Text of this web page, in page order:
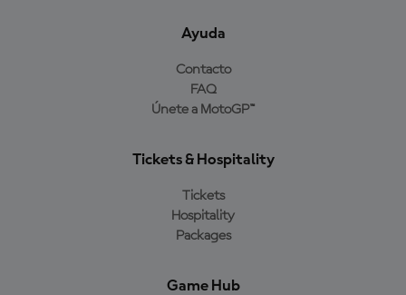
Ayuda
Contacto
FAQ
Únete a MotoGP™
Tickets & Hospitality
Tickets
Hospitality
Packages
Game Hub